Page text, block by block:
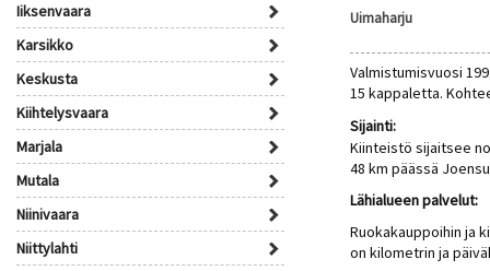
Iiksenvaara
Karsikko
Keskusta
Kiihtelysvaara
Marjala
Mutala
Niinivaara
Niittylahti
Uimaharju
Valmistumisvuosi
15 kappaletta.
Sijainti:
Kiinteistö sijaitsee
48 km päässä
Lähialueen palvelut:
Ruokakauppoihin ja
on kilometrin ja